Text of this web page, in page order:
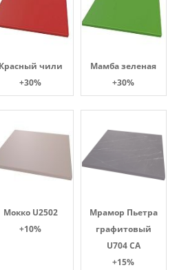
Красный чили
+30%
Мамба зеленая
+30%
Мокко U2502
+10%
Мрамор Пьетра
графитовый
U704 CA
+15%